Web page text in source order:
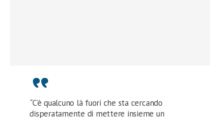
“C’è qualcuno là fuori che sta cercando
disperatamente di mettere insieme un